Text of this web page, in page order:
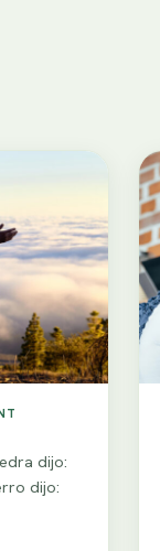
dijo:
dijo: